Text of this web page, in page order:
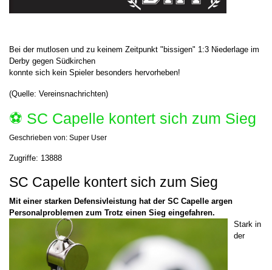
Bei der mutlosen und zu keinem Zeitpunkt "bissigen" 1:3 Niederlage im
Derby gegen Südkirchen
konnte sich kein Spieler besonders hervorheben!
(Quelle: Vereinsnachrichten)
⚽️ SC Capelle kontert sich zum Sieg
Geschrieben von: Super User
Zugriffe: 13888
SC Capelle kontert sich zum Sieg
Mit einer starken Defensivleistung hat der SC Capelle argen
Personalproblemen zum Trotz einen Sieg eingefahren.
Stark in
der